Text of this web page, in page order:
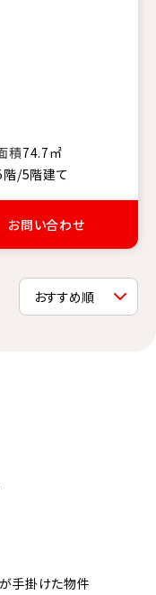
積74.7㎡
階/5階建て
お問い合わせ
手掛けた物件